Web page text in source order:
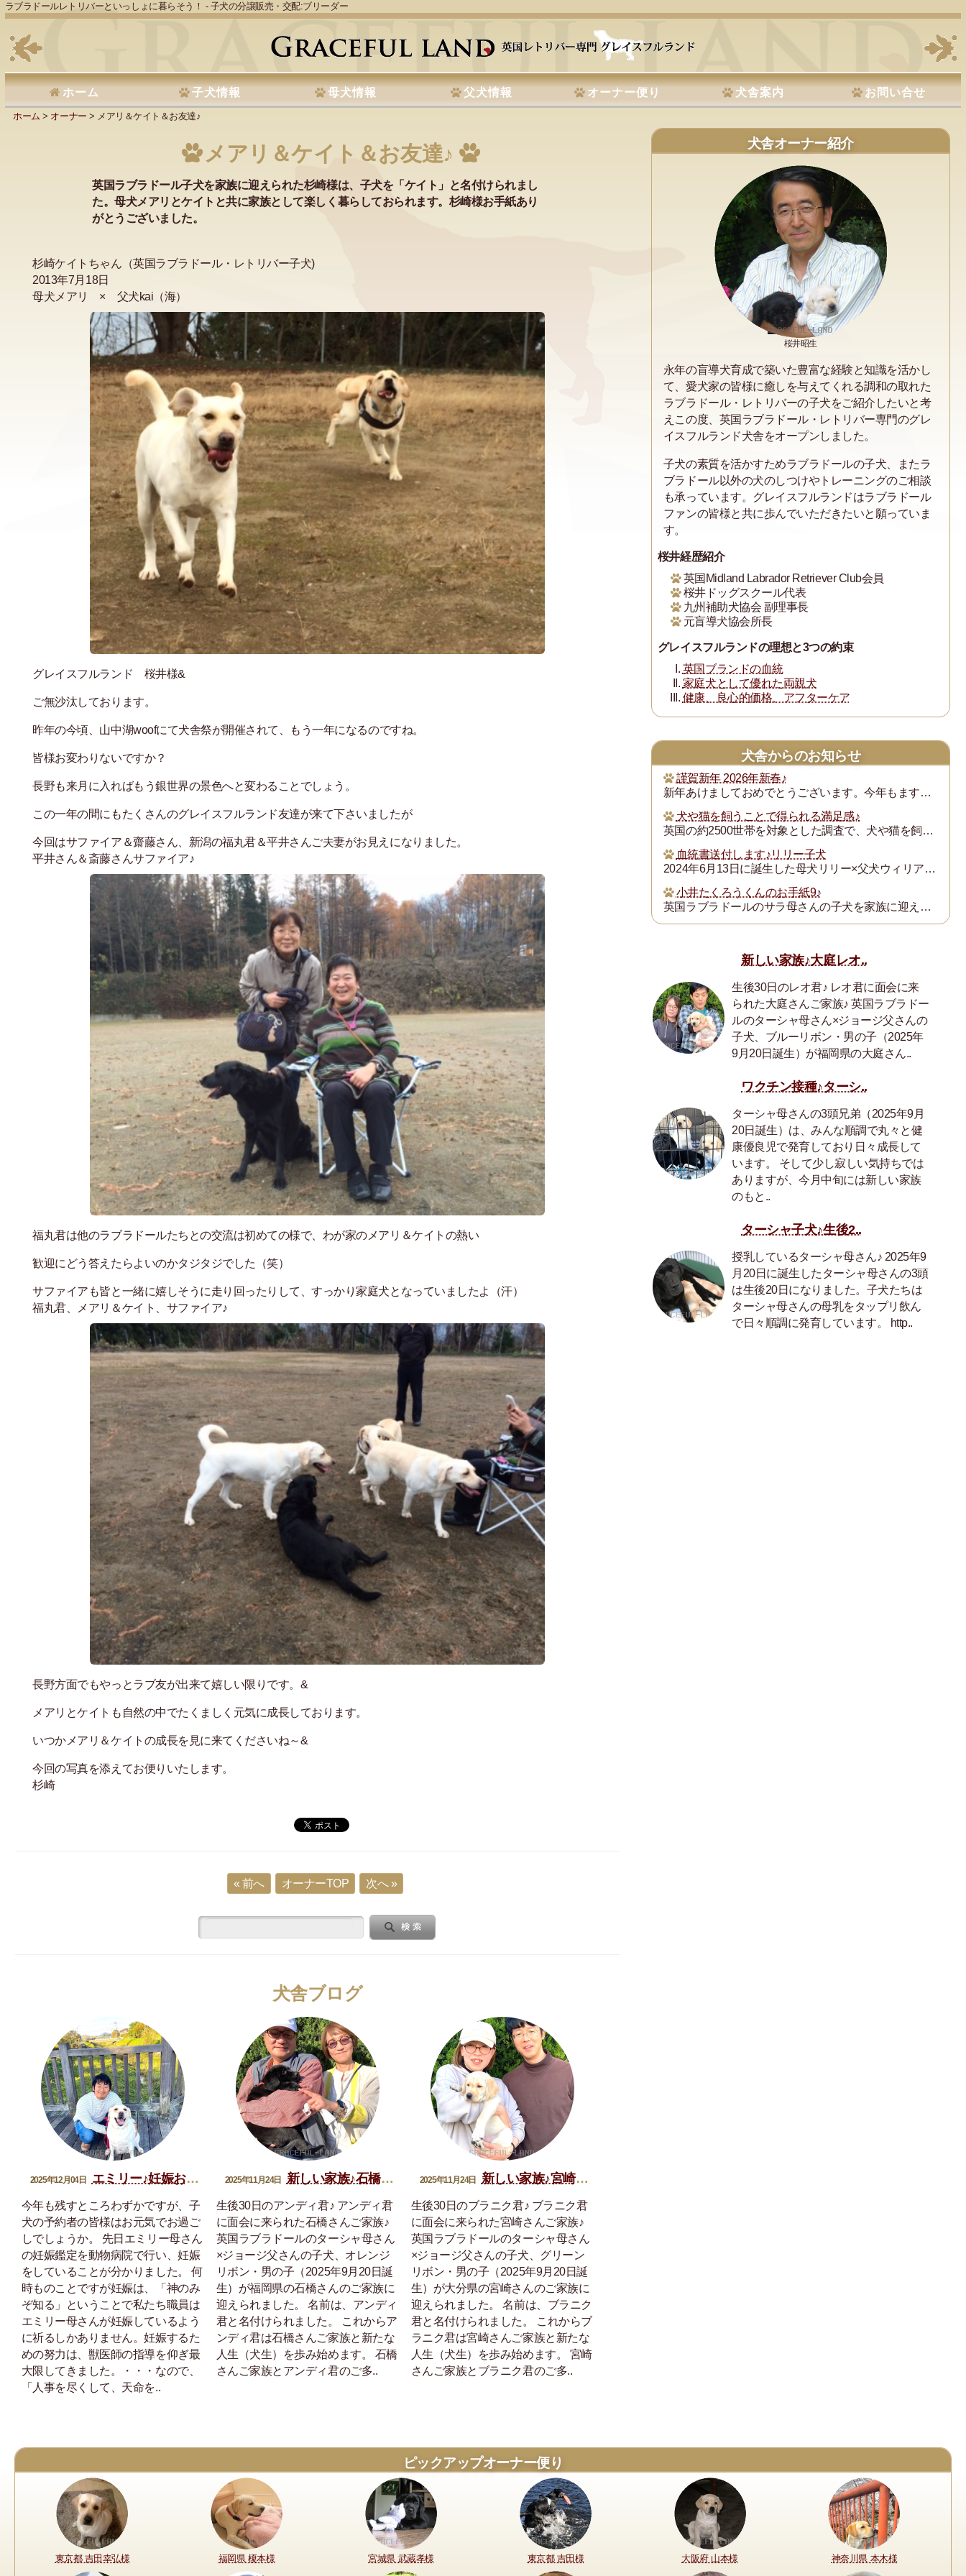
ラブラドールレトリバーといっしょに暮らそう！ - 子犬の分譲販売・交配:ブリーダー
ホーム 子犬情報 母犬情報 父犬情報 オーナー便り 犬舎案内 お問い合せ
ホーム > オーナー > メアリ＆ケイト＆お友達♪
メアリ＆ケイト＆お友達♪
英国ラブラドール子犬を家族に迎えられた杉崎様は、子犬を「ケイト」と名付けられまし
た。母犬メアリとケイトと共に家族として楽しく暮らしておられます。杉崎様お手紙あり
がとうございました。
杉崎ケイトちゃん（英国ラブラドール・レトリバー子犬)
2013年7月18日
母犬メアリ × 父犬kai（海）
グレイスフルランド 桜井様&
ご無沙汰しております。
昨年の今頃、山中湖woofにて犬舎祭が開催されて、もう一年になるのですね。
皆様お変わりないですか？
長野も来月に入ればもう銀世界の景色へと変わることでしょう。
この一年の間にもたくさんのグレイスフルランド友達が来て下さいましたが
今回はサファイア＆齋藤さん、新潟の福丸君＆平井さんご夫妻がお見えになりました。
平井さん＆斎藤さんサファイア♪
福丸君は他のラブラドールたちとの交流は初めての様で、わが家のメアリ＆ケイトの熱い
歓迎にどう答えたらよいのかタジタジでした（笑）
サファイアも皆と一緒に嬉しそうに走り回ったりして、すっかり家庭犬となっていましたよ（汗）
福丸君、メアリ＆ケイト、サファイア♪
長野方面でもやっとラブ友が出来て嬉しい限りです。&
メアリとケイトも自然の中でたくましく元気に成長しております。
いつかメアリ＆ケイトの成長を見に来てくださいね～&
今回の写真を添えてお便りいたします。
杉崎
« 前へ オーナーTOP 次へ »
犬舎ブログ
2025年12月04日 エミリー♪妊娠おめでとう
今年も残すところわずかですが、子
犬の予約者の皆様はお元気でお過ご
しでしょうか。 先日エミリー母さん
の妊娠鑑定を動物病院で行い、妊娠
をしていることが分かりました。 何
時ものことですが妊娠は、「神のみ
ぞ知る」ということで私たち職員は
エミリー母さんが妊娠しているよう
に祈るしかありません。妊娠するた
めの努力は、獣医師の指導を仰ぎ最
大限してきました。・・・なので、
「人事を尽くして、天命を..
2025年11月24日 新しい家族♪石橋アンディ君
生後30日のアンディ君♪ アンディ君
に面会に来られた石橋さんご家族♪
英国ラブラドールのターシャ母さん
×ジョージ父さんの子犬、オレンジ
リボン・男の子（2025年9月20日誕
生）が福岡県の石橋さんのご家族に
迎えられました。 名前は、アンディ
君と名付けられました。 これからア
ンディ君は石橋さんご家族と新たな
人生（犬生）を歩み始めます。 石橋
さんご家族とアンディ君のご多..
2025年11月24日 新しい家族♪宮崎ブラニク君
生後30日のブラニク君♪ ブラニク君
に面会に来られた宮崎さんご家族♪
英国ラブラドールのターシャ母さん
×ジョージ父さんの子犬、グリーン
リボン・男の子（2025年9月20日誕
生）が大分県の宮崎さんのご家族に
迎えられました。 名前は、ブラニク
君と名付けられました。 これからブ
ラニク君は宮崎さんご家族と新たな
人生（犬生）を歩み始めます。 宮崎
さんご家族とブラニク君のご多..
犬舎オーナー紹介
桜井昭生
永年の盲導犬育成で築いた豊富な経験と知識を活かし
て、愛犬家の皆様に癒しを与えてくれる調和の取れた
ラブラドール・レトリバーの子犬をご紹介したいと考
えこの度、英国ラブラドール・レトリバー専門のグレ
イスフルランド犬舎をオープンしました。
子犬の素質を活かすためラブラドールの子犬、またラ
ブラドール以外の犬のしつけやトレーニングのご相談
も承っています。グレイスフルランドはラブラドール
ファンの皆様と共に歩んでいただきたいと願っていま
す。
桜井経歴紹介
英国Midland Labrador Retriever Club会員
桜井ドッグスクール代表
九州補助犬協会 副理事長
元盲導犬協会所長
グレイスフルランドの理想と3つの約束
英国ブランドの血統
家庭犬として優れた両親犬
健康、良心的価格、アフターケア
犬舎からのお知らせ
謹賀新年 2026年新春♪
新年あけましておめでとうございます。今年もますます御健勝のこととお慶び申し上げます。また昨年は格別のご厚誼にあずかり、厚く御礼申し上げます。
犬や猫を飼うことで得られる満足感♪
英国の約2500世帯を対象とした調査で、犬や猫を飼うことで得られる満足度は、年収が7万ポンド（約1300万円）増えるのと同じとされたそうです。犬猫を飼っている人...
血統書送付します♪リリー子犬
2024年6月13日に誕生した母犬リリー×父犬ウィリアム子犬のの血統書を飼い主の皆様にお送りいたします。
小井たくろうくんのお手紙9♪
英国ラブラドールのサラ母さんの子犬を家族に迎えられた三重県の小井様は、子犬を「たくろう」と名付け楽しく暮らしておられます。このたび小井様からお写真とお手紙をいた...
新しい家族♪大庭レオ..
生後30日のレオ君♪ レオ君に面会に来
られた大庭さんご家族♪ 英国ラブラドー
ルのターシャ母さん×ジョージ父さんの
子犬、ブルーリボン・男の子（2025年
9月20日誕生）が福岡県の大庭さん..
ワクチン接種♪ターシ..
ターシャ母さんの3頭兄弟（2025年9月
20日誕生）は、みんな順調で丸々と健
康優良児で発育しており日々成長して
います。 そして少し寂しい気持ちでは
ありますが、今月中旬には新しい家族
のもと..
ターシャ子犬♪生後2..
授乳しているターシャ母さん♪ 2025年9
月20日に誕生したターシャ母さんの3頭
は生後20日になりました。子犬たちは
ターシャ母さんの母乳をタップリ飲ん
で日々順調に発育しています。 http..
ピックアップオーナー便り
東京都 吉田幸弘様 福岡県 榎本様 宮城県 武蔵孝様 東京都 吉田様 大阪府 山本様 神奈川県 本木様